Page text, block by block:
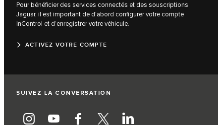
Pour bénéficier des services connectés et des souscriptions
Jaguar, il est important de d’abord configurer votre compte
InControl et d’enregistrer votre véhicule.
ACTIVEZ VOTRE COMPTE
SUIVEZ LA CONVERSATION